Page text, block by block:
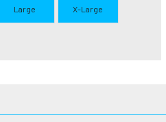
Large X-Large